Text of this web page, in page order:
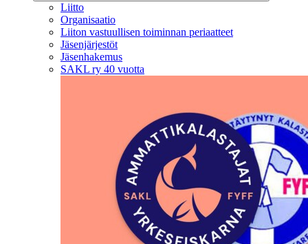
Liitto
Organisaatio
Liiton vastuullisen toiminnan periaatteet
Jäsenjärjestöt
Jäsenhakemus
SAKL ry 40 vuotta